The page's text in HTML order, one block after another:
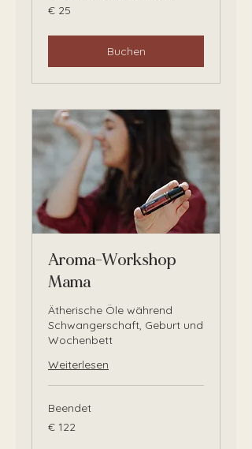
25
Euro
€ 25
Buchen
Aroma-Workshop
Mama
Ätherische Öle während
Schwangerschaft, Geburt und
Wochenbett
Weiterlesen
Beendet
122
Euro
€ 122